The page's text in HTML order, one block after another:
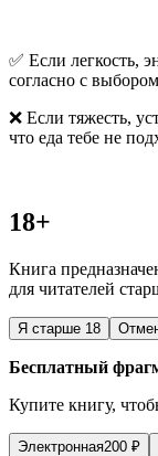
✅ Если легкость,
согласно с
❌ Если тяжесть,
что еда тебе не
18+
Книга
для читателей
Я старше 18
Бесплатный
Купите книгу,
Электронная200 ₽